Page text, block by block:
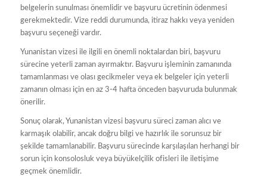
belgelerin sunulması önemlidir ve başvuru ücretinin ödenmesi
gerekmektedir. Vize reddi durumunda, itiraz hakkı veya yeniden
başvuru seçeneği vardır.
Yunanistan vizesi ile ilgili en önemli noktalardan biri, başvuru
sürecine yeterli zaman ayırmaktır. Başvuru işleminin zamanında
tamamlanması ve olası gecikmeler veya ek belgeler için yeterli
zamanın olması için en az 3-4 hafta önceden başvuruda bulunmak
önerilir.
Sonuç olarak, Yunanistan vizesi başvuru süreci zaman alıcı ve
karmaşık olabilir, ancak doğru bilgi ve hazırlık ile sorunsuz bir
şekilde tamamlanabilir. Başvuru sürecinde karşılaşılan herhangi bir
sorun için konsolosluk veya büyükelçilik ofisleri ile iletişime
geçmek önemlidir.